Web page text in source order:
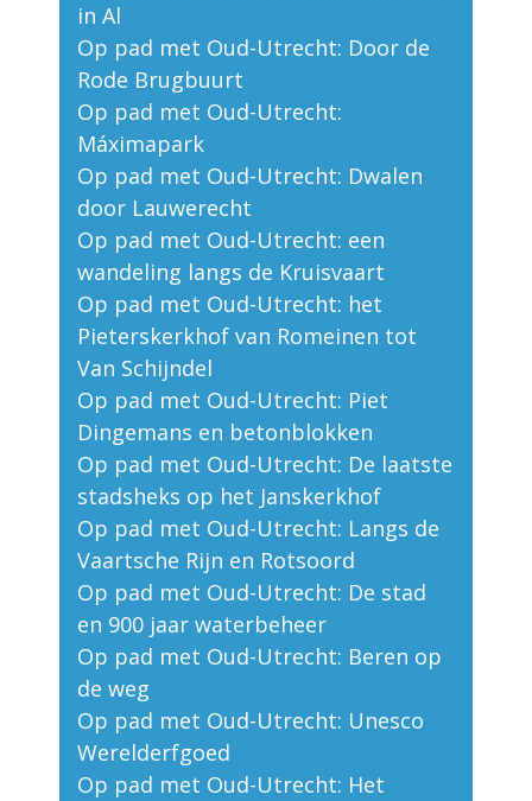
in Al
Op pad met Oud-Utrecht: Door de
Rode Brugbuurt
Op pad met Oud-Utrecht:
Máximapark
Op pad met Oud-Utrecht: Dwalen
door Lauwerecht
Op pad met Oud-Utrecht: een
wandeling langs de Kruisvaart
Op pad met Oud-Utrecht: het
Pieterskerkhof van Romeinen tot
Van Schijndel
Op pad met Oud-Utrecht: Piet
Dingemans en betonblokken
Op pad met Oud-Utrecht: De laatste
stadsheks op het Janskerkhof
Op pad met Oud-Utrecht: Langs de
Vaartsche Rijn en Rotsoord
Op pad met Oud-Utrecht: De stad
en 900 jaar waterbeheer
Op pad met Oud-Utrecht: Beren op
de weg
Op pad met Oud-Utrecht: Unesco
Werelderfgoed
Op pad met Oud-Utrecht: Het